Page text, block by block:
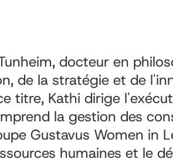
docteur en
de la stratégie et de
titre, Kathi dirige
la gestion des
Gustavus Women in
humaines et le